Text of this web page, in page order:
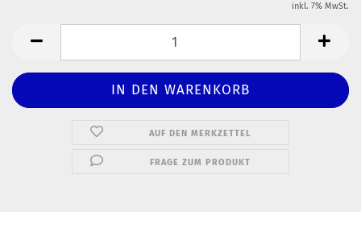
inkl. 7% MwSt.
AUF DEN MERKZETTEL
FRAGE ZUM PRODUKT